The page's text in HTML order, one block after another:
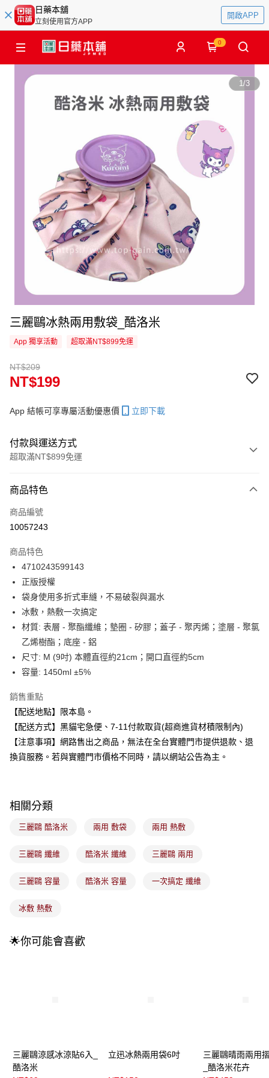
日藥本舖
立刻使用官方APP
開啟APP
0
1/3
三麗鷗冰熱兩用敷袋_酷洛米
App 獨享活動 超取滿NT$899免運
NT$209
NT$199
App 結帳可享專屬活動優惠價 立即下載
付款與運送方式
超取滿NT$899免運
信用卡一次付款
信用卡分期付款
合作金庫商業銀行
華南商業銀行
上海商業儲蓄銀行
國泰世華商業銀行
兆豐國際商業銀行
臺灣中小企業銀行
匯豐（台灣）商業銀行
華泰商業銀行
聯邦商業銀行
遠東國際商業銀行
元大商業銀行
玉山商業銀行
星展（台灣）商業銀行
台新國際商業銀行
LINE Pay
Apple Pay
街口支付
Google Pay
全盈+PAY
大哥付你分期
相關說明
【大哥付你分期使用說明】
1.本服務由台灣大哥大提供，台灣大哥大用戶可立即使用無須另外申請。
3.實際核准額度、可分期數及費用金額請依後續交易確認頁面所載為準。
4.訂單成立30分鐘內，如未前往確認交易或遇審核未通過，訂單將自動取
消。如遇「轉專審核」未通過狀況，表示未達大哥付你分期系統評分，恕無
法說明評估內容。
1.分期款項不併入電信帳單，「大哥付你分期」於每月結算日後寄送繳費提
2.透過簡訊連結打開帳單後，可選擇「超商條碼／台灣大直營門市／銀行轉
帳／街口支付／iPASS MONEY」等通路繳費。
【注意事項】
買賣價金債權讓與本公司後，依約使用本公司帳單繳交帳款。
ATM付款
全家取貨付款
每筆NT$100，滿NT$899(含以上)免運費
7-11取貨付款
每筆NT$100，滿NT$899(含以上)免運費
商品特色
商品編號
10057243
商品特色
4710243599143
正版授權
袋身使用多折式車縫，不易破裂與漏水
冰敷，熱敷一次搞定
材質: 表層 - 聚酯纖維；墊圈 - 矽膠；蓋子 - 聚丙烯；塗層 - 聚氯
乙烯樹酯；底座 - 鋁
尺寸: M (9吋) 本體直徑約21cm；開口直徑約5cm
容量: 1450ml ±5%
銷售重點
【配送地點】限本島。
【配送方式】黑貓宅急便、7-11付款取貨(超商進貨材積限制內)
【注意事項】網路售出之商品，無法在全台實體門市提供退款、退
換貨服務。若與實體門市價格不同時，請以網站公告為主。
相關分類
三麗鷗 酷洛米 兩用 敷袋 兩用 熱敷
三麗鷗 纖維 酷洛米 纖維 三麗鷗 兩用
三麗鷗 容量 酷洛米 容量 一次搞定 纖維
冰敷 熱敷
🌟你可能會喜歡
三麗鷗涼感冰涼貼6入_
酷洛米
立迅冰熱兩用袋6吋
三麗鷗晴雨兩用
_酷洛米花卉